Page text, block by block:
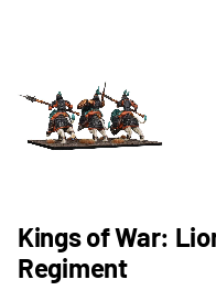
Kings of War:
Regiment